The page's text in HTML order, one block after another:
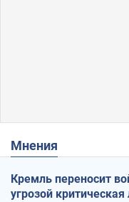
Мнения
Кремль переносит
угрозой критическая